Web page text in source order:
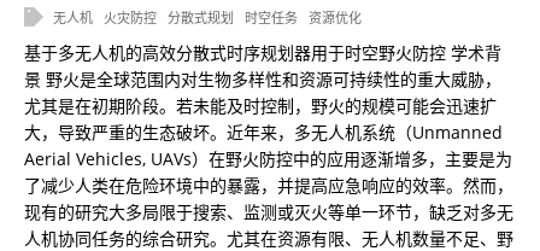
无人机
火灾防控 分散式规划 时空任务 资源优化
基于多无人机的高效分散式时序规划器用于时空野火防控 学术背
景 野火是全球范围内对生物多样性和资源可持续性的重大威胁，
尤其是在初期阶段。若未能及时控制，野火的规模可能会迅速扩
大，导致严重的生态破坏。近年来，多无人机系统（Unmanned
Aerial Vehicles, UAVs）在野火防控中的应用逐渐增多，主要是为
了减少人类在危险环境中的暴露，并提高应急响应的效率。然而，
现有的研究大多局限于搜索、监测或灭火等单一环节，缺乏对多无
人机协同任务的综合研究。尤其在资源有限、无人机数量不足、野